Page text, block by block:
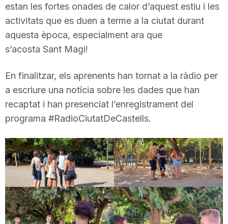
T
a
r
a
o
estan les fortes onades de calor d’aquest estiu i les
activitats que es duen a terme a la ciutat durant
aquesta època, especialment ara que
s’acosta Sant Magi!
En finalitzar, els aprenents han tornat a la ràdio per
a escriure una notícia sobre les dades que han
recaptat i han presenciat l’enregistrament del
programa #RadioCiutatDeCastells.